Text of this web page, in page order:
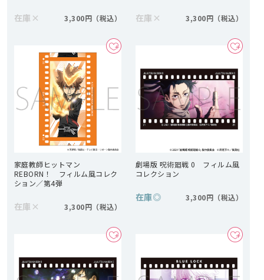
在庫 × 3,300円 在庫 × 3,300円
家庭教師ヒットマン
REBORN！ フィルム風コレク
ション／第4弾
在庫 × 3,300円
劇場版 呪術廻戦 0 フィルム風
コレクション
在庫◎ 3,300円